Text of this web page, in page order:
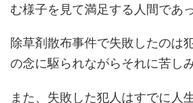
む様子を見て満足する人間であ
除草剤散布事件で失敗したのは
の念に駆られながらそれに苦し
また、失敗した犯人はすでに人